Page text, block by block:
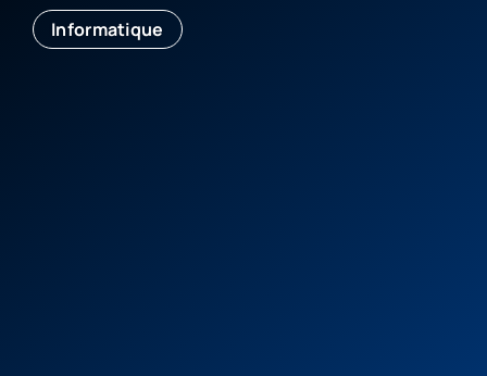
Informatique